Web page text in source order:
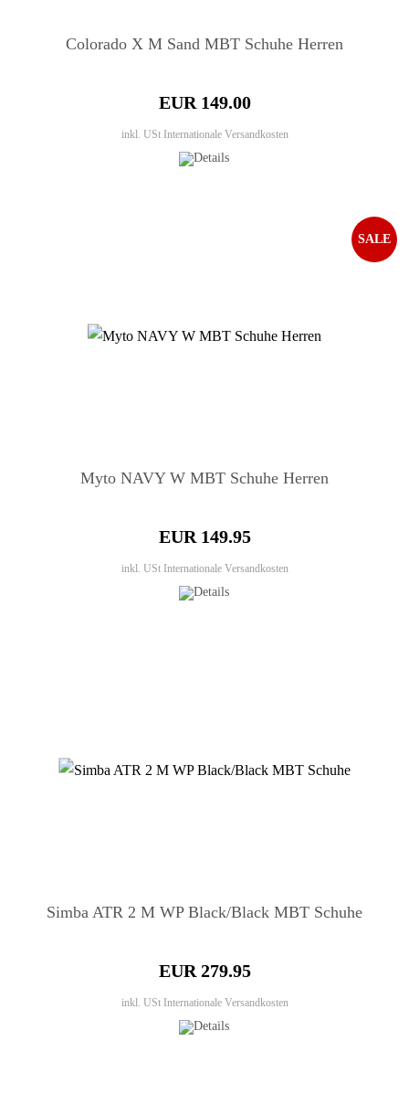
Colorado X M Sand MBT Schuhe Herren
EUR 149.00
inkl. USt Internationale Versandkosten
Myto NAVY W MBT Schuhe Herren
EUR 149.95
inkl. USt Internationale Versandkosten
SALE
Simba ATR 2 M WP Black/Black MBT Schuhe
EUR 279.95
inkl. USt Internationale Versandkosten